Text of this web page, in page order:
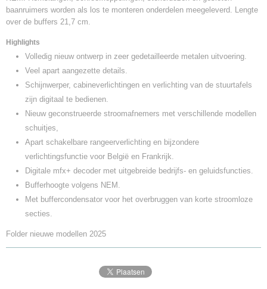
baanruimers worden als los te monteren onderdelen meegeleverd. Lengte
over de buffers 21,7 cm.
Highlights
Volledig nieuw ontwerp in zeer gedetailleerde metalen uitvoering.
Veel apart aangezette details.
Schijnwerper, cabineverlichtingen en verlichting van de stuurtafels
zijn digitaal te bedienen.
Nieuw geconstrueerde stroomafnemers met verschillende modellen
schuitjes,
Apart schakelbare rangeerverlichting en bijzondere
verlichtingsfunctie voor België en Frankrijk.
Digitale mfx+ decoder met uitgebreide bedrijfs- en geluidsfuncties.
Bufferhoogte volgens NEM.
Met buffercondensator voor het overbruggen van korte stroomloze
secties.
Folder nieuwe modellen 2025